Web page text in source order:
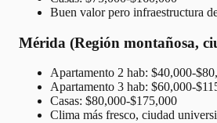
Buen valor pero infraestructura
Mérida (Región montañosa,
Apartamento 2 hab: $40,000-
Apartamento 3 hab: $60,000-
Casas: $80,000-$175,000
Clima más fresco, ciudad